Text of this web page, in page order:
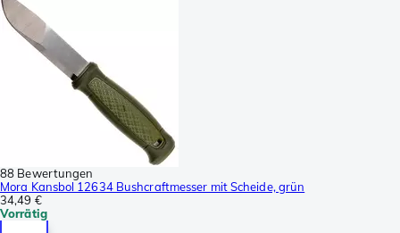
88 Bewertungen
Mora Kansbol 12634 Bushcraftmesser mit Scheide, grün
34,49 €
Vorrätig